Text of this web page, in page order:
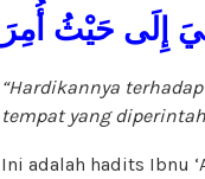
إِلَى حَيْثُ أُمِرَ
“Hardikannya
tempat yang
Ini adalah hadits Ibnu